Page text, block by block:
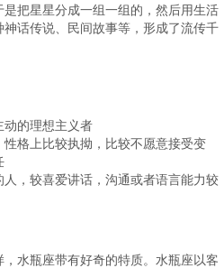
把星星分成一组一组的，然后用生活
话传说、民间故事等，形成了流传千
动的理想主义者
格上比较执拗，比较不愿意接受变
，较喜爱讲话，沟通或者语言能力较
水瓶座带有好奇的特质。水瓶座以客